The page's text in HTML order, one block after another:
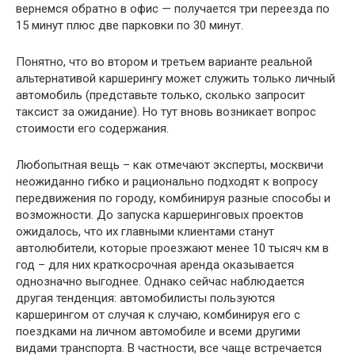
вернемся обратно в офис — получается три переезда по
15 минут плюс две парковки по 30 минут.
Понятно, что во втором и третьем варианте реальной
альтернативой каршерингу может служить только личный
автомобиль (представьте только, сколько запросит
таксист за ожидание). Но тут вновь возникает вопрос
стоимости его содержания.
Любопытная вещь – как отмечают эксперты, москвичи
неожиданно гибко и рационально подходят к вопросу
передвижения по городу, комбинируя разные способы и
возможности. До запуска каршеринговых проектов
ожидалось, что их главными клиентами станут
автолюбители, которые проезжают менее 10 тысяч км в
год – для них краткосрочная аренда оказывается
однозначно выгоднее. Однако сейчас наблюдается
другая тенденция: автомобилисты пользуются
каршерингом от случая к случаю, комбинируя его с
поездками на личном автомобиле и всеми другими
видами транспорта. В частности, все чаще встречается